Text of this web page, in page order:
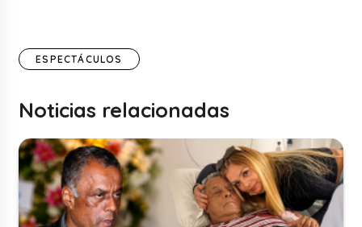
ESPECTÁCULOS
Noticias relacionadas